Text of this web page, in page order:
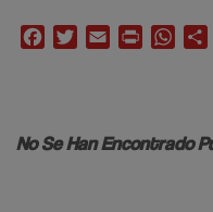
FacebookTwitterEmail Print
No Se Han Encontrado